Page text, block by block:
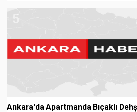
5
Ankara'da Apartmanda Bıçaklı